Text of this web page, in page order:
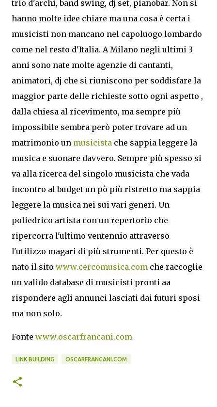
trio d'archi, band swing, dj set, pianobar. Non si
hanno molte idee chiare ma una cosa è certa i
musicisti non mancano nel capoluogo lombardo
come nel resto d'Italia. A Milano negli ultimi 3
anni sono nate molte agenzie di cantanti,
animatori, dj che si riuniscono per soddisfare la
maggior parte delle richieste sotto ogni aspetto ,
dalla chiesa al ricevimento, ma sempre più
impossibile sembra però poter trovare ad un
matrimonio un musicista che sappia leggere la
musica e suonare davvero. Sempre più spesso si
va alla ricerca del singolo musicista che vada
incontro al budget un pò più ristretto ma sappia
leggere la musica nei sui vari generi. Un
poliedrico artista con un repertorio che
ripercorra l'ultimo ventennio attraverso
l'utilizzo magari di più strumenti. Per questo è
nato il sito www.cercomusica.com che raccoglie
un valido database di musicisti pronti aa
rispondere agli annunci lasciati dai futuri sposi
ma non solo.
Fonte www.oscarfrancani.com
LINK BUILDING OSCARFRANCANI.COM